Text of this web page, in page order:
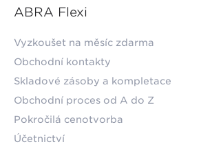
ABRA Flexi
Vyzkoušet na měsíc zdarma
Obchodní kontakty
Skladové zásoby a kompletace
Obchodní proces od A do Z
Pokročilá cenotvorba
Účetnictví